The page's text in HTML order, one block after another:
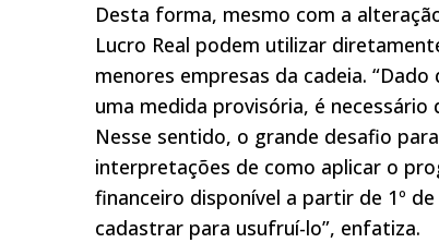
Desta forma, mesmo com a
Lucro Real podem utilizar
menores empresas da cadeia.
uma medida provisória, é
Nesse sentido, o grande desafio
interpretações de como aplicar o
financeiro disponível a partir de 1º
cadastrar para usufruí-lo”, enfatiza.